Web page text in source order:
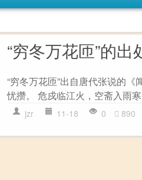
“穷冬万花匝”的出
“穷冬万花匝”出自唐代张说的
忧攒。 危戍临江火，空斋入雨
jzr 11-18 0 890